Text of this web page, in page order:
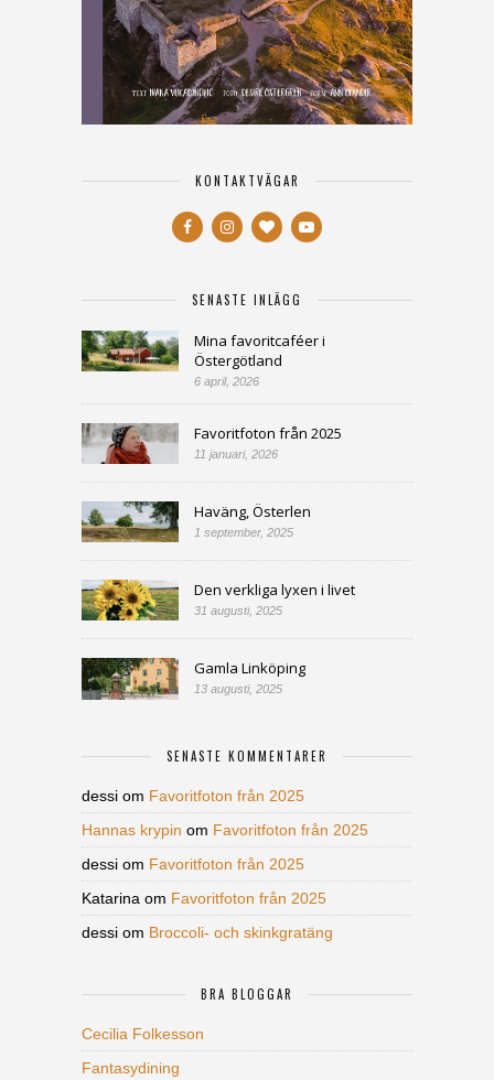
KONTAKTVÄGAR
SENASTE INLÄGG
Mina favoritcaféer i
Östergötland
6 april, 2026
Favoritfoton från 2025
11 januari, 2026
Haväng, Österlen
1 september, 2025
Den verkliga lyxen i livet
31 augusti, 2025
Gamla Linköping
13 augusti, 2025
SENASTE KOMMENTARER
dessi om Favoritfoton från 2025
Hannas krypin om Favoritfoton från 2025
dessi om Favoritfoton från 2025
Katarina om Favoritfoton från 2025
dessi om Broccoli- och skinkgratäng
BRA BLOGGAR
Cecilia Folkesson
Fantasydining